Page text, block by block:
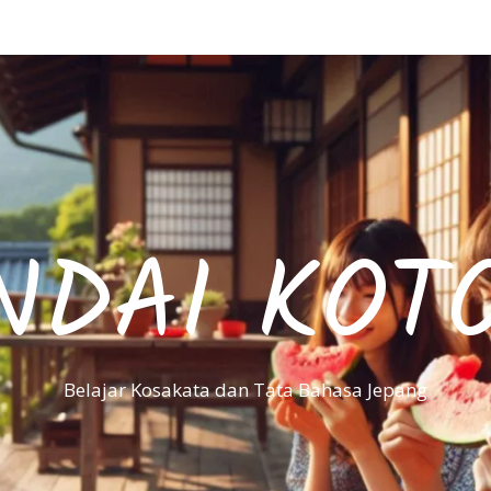
Belajar Kosakata dan Tata Bahasa Jepang